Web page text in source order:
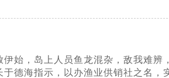
伊始，岛上人员鱼龙混杂，敌我难
德海指示，以办渔业供销社之名